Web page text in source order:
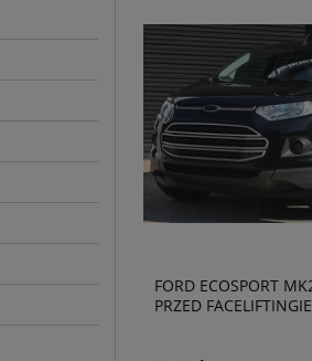
FORD ECOSPORT
PRZED